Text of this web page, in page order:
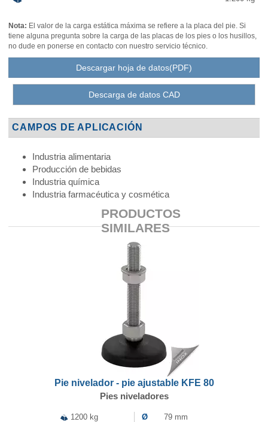
Nota: El valor de la carga estática máxima se refiere a la placa del pie. Si
tiene alguna pregunta sobre la carga de las placas de los pies o los husillos,
no dude en ponerse en contacto con nuestro servicio técnico.
Descargar hoja de datos(PDF)
Descarga de datos CAD
CAMPOS DE APLICACIÓN
Industria alimentaria
Producción de bebidas
Industria química
Industria farmacéutica y cosmética
PRODUCTOS
SIMILARES
Pie nivelador - pie ajustable KFE 80
Pies niveladores
1200 kg Ø 79 mm